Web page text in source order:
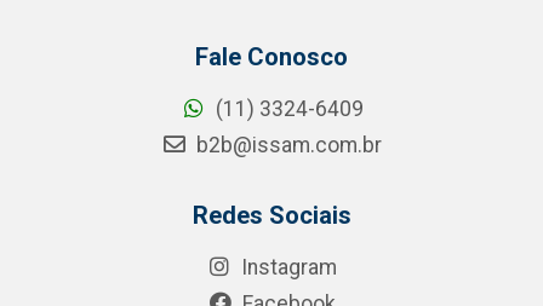
Fale Conosco
(11) 3324-6409
b2b@issam.com.br
Redes Sociais
Instagram